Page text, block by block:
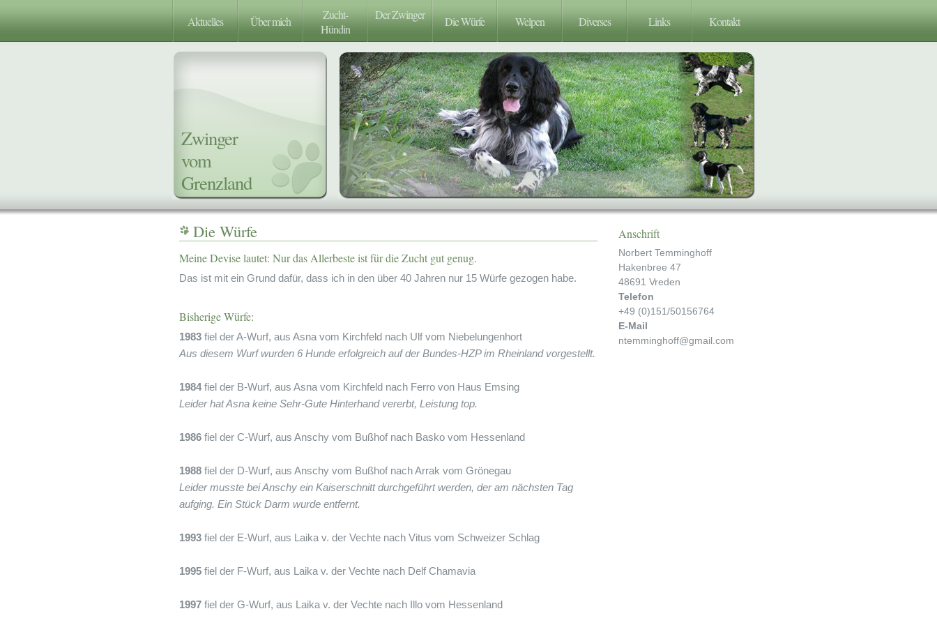
Aktuelles Über mich
Zucht-
Hündin
Der Zwinger Die Würfe Welpen Diverses Links Kontakt
Zwinger
vom
Grenzland
Die Würfe
Meine Devise lautet: Nur das Allerbeste ist für die Zucht gut genug.
Das ist mit ein Grund dafür, dass ich in den über 40 Jahren nur 15 Würfe gezogen habe.
Bisherige Würfe:
1983 fiel der A-Wurf, aus Asna vom Kirchfeld nach Ulf vom Niebelungenhort
Aus diesem Wurf wurden 6 Hunde erfolgreich auf der Bundes-HZP im Rheinland vorgestellt.
1984fiel der B-Wurf, aus Asna vom Kirchfeld nach Ferro von Haus Emsing
Leider hat Asna keine Sehr-Gute Hinterhand vererbt, Leistung top.
1986 fiel der C-Wurf, aus Anschy vom Bußhof nach Basko vom Hessenland
1988 fiel der D-Wurf, aus Anschy vom Bußhof nach Arrak vom Grönegau
Leider musste bei Anschy ein Kaiserschnitt durchgeführt werden, der am nächsten Tag
aufging. Ein Stück Darm wurde entfernt.
1993 fiel der E-Wurf, aus Laika v. der Vechte nach Vitus vom Schweizer Schlag
1995 fiel der F-Wurf, aus Laika v. der Vechte nach Delf Chamavia
1997 fiel der G-Wurf, aus Laika v. der Vechte nach Illo vom Hessenland
Anschrift
Norbert Temminghoff
Hakenbree 47
48691 Vreden
Telefon
+49 (0)151/50156764
E-Mail
ntemminghoff@gmail.com